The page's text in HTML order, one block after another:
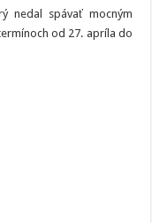
nedal spávať mocným
od 27. apríla do